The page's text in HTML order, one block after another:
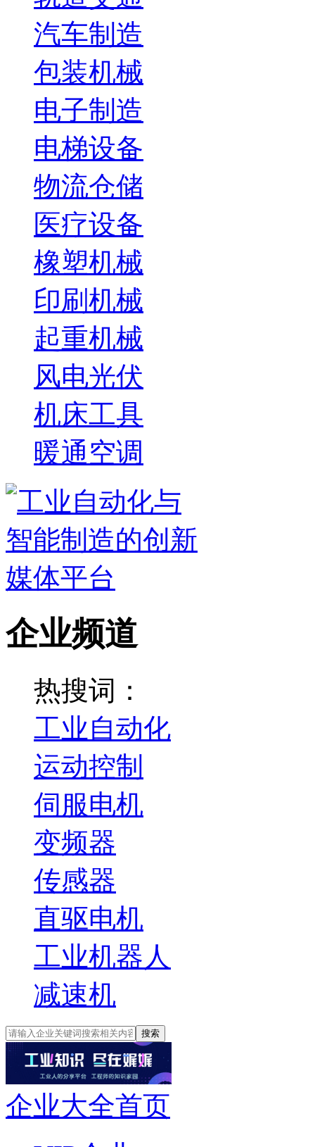
汽车制造
包装机械
电子制造
电梯设备
物流仓储
医疗设备
橡塑机械
印刷机械
起重机械
风电光伏
机床工具
暖通空调
企业频道
热搜词：
工业自动化
运动控制
伺服电机
变频器
传感器
直驱电机
工业机器人
减速机
搜索
企业大全首页